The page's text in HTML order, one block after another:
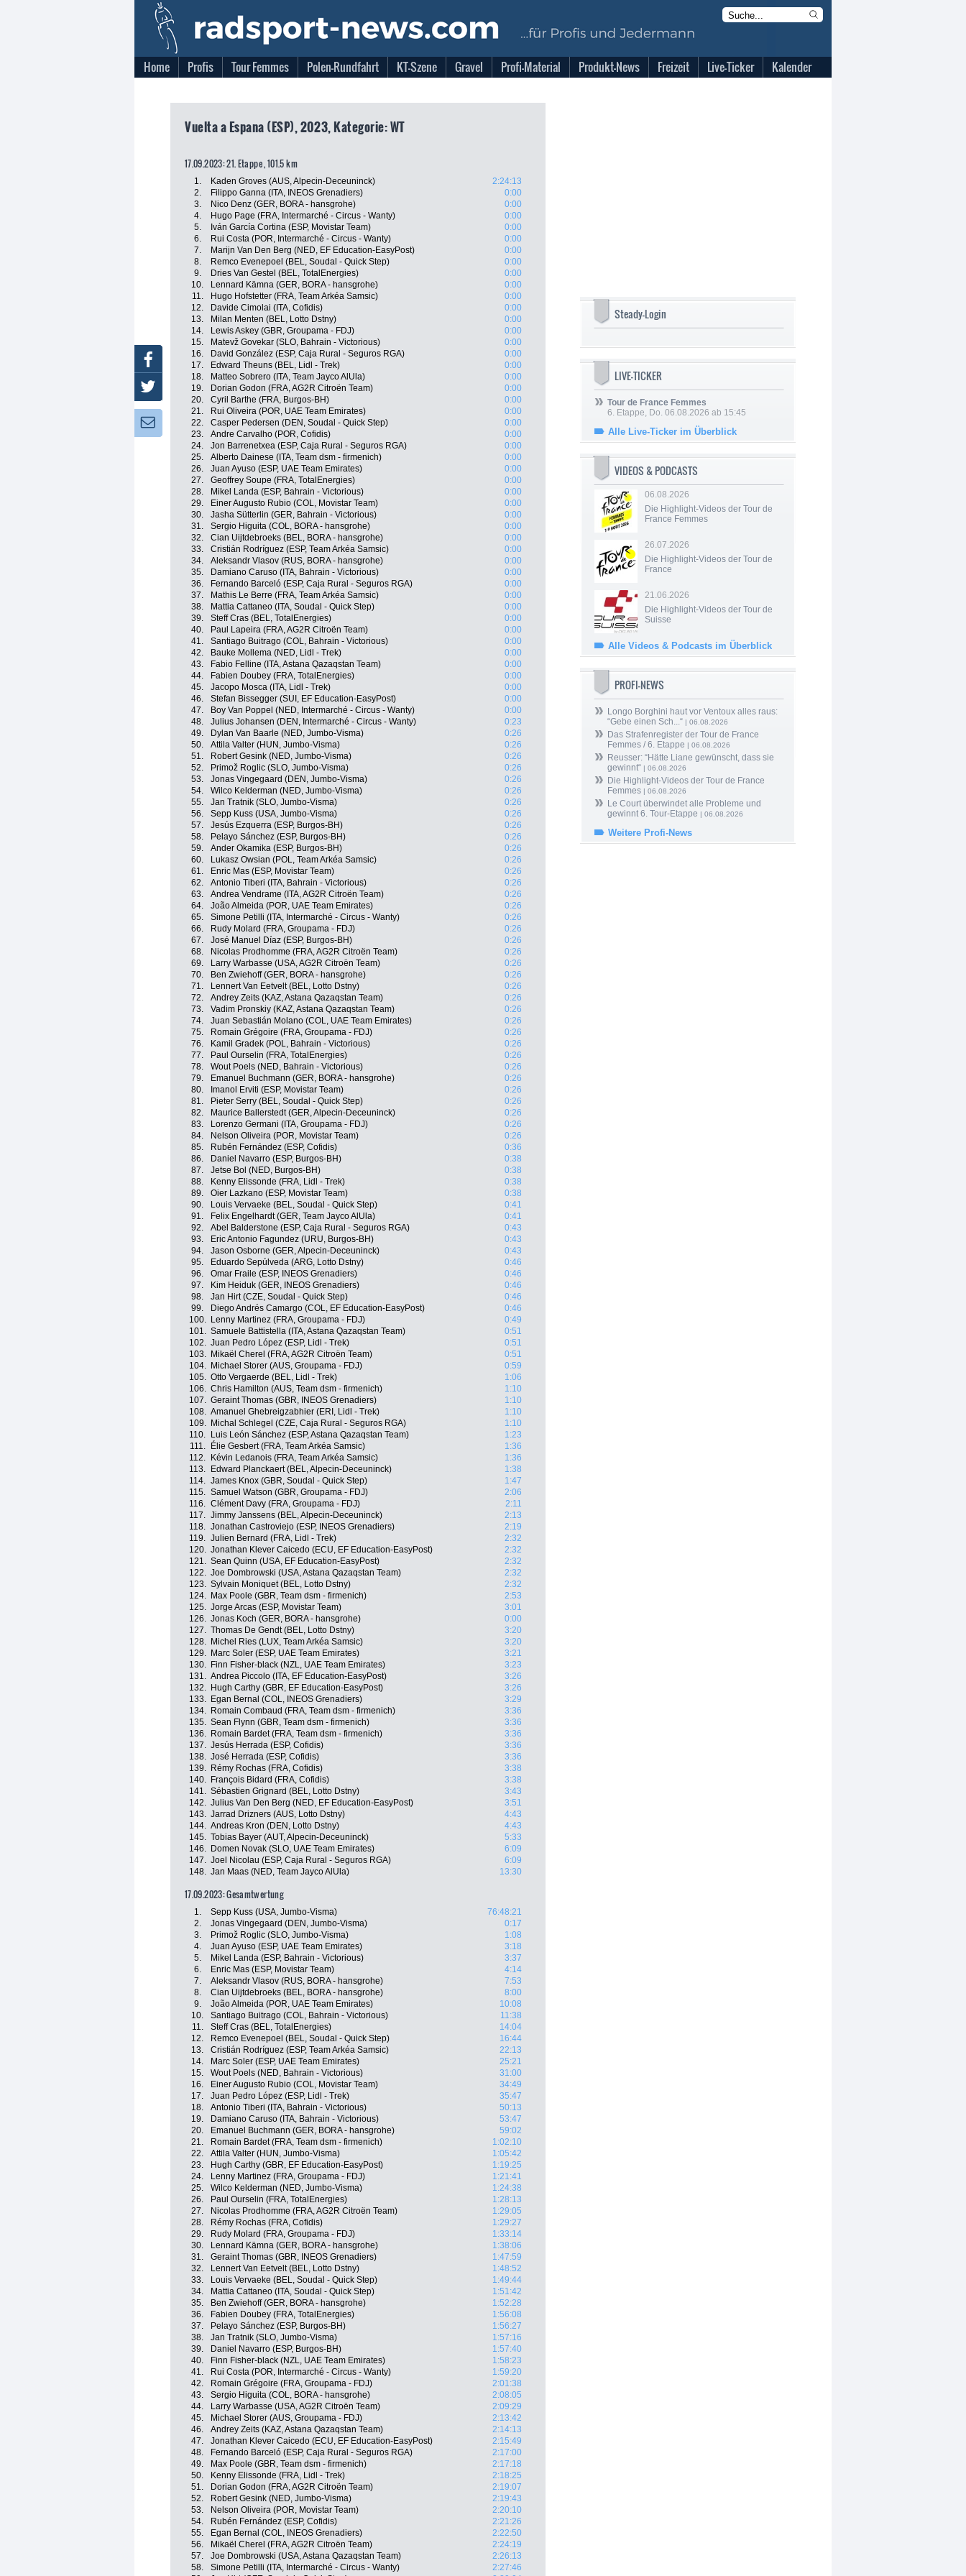
Home Profis Tour Femmes Polen-Rundfahrt KT-Szene Gravel Profi-Material Produkt-News Freizeit Live-Ticker Kalender
Vuelta a Espana (ESP), 2023, Kategorie: WT
17.09.2023: 21. Etappe , 101.5 km
1. Kaden Groves (AUS, Alpecin-Deceuninck)
2:24:13
2.
Filippo Ganna (ITA, INEOS Grenadiers)
0:00
3.
Nico Denz (GER, BORA - hansgrohe)
0:00
4.
Hugo Page (FRA, Intermarché - Circus - Wanty)
0:00
5.
Iván García Cortina (ESP, Movistar Team)
0:00
6.
Rui Costa (POR, Intermarché - Circus - Wanty)
0:00
7.
Marijn Van Den Berg (NED, EF Education-EasyPost)
0:00
8.
Remco Evenepoel (BEL, Soudal - Quick Step)
0:00
9.
Dries Van Gestel (BEL, TotalEnergies)
0:00
10.
Lennard Kämna (GER, BORA - hansgrohe)
0:00
11.
Hugo Hofstetter (FRA, Team Arkéa Samsic)
0:00
12.
Davide Cimolai (ITA, Cofidis)
0:00
13.
Milan Menten (BEL, Lotto Dstny)
0:00
14.
Lewis Askey (GBR, Groupama - FDJ)
0:00
15.
Matevž Govekar (SLO, Bahrain - Victorious)
0:00
16.
David González (ESP, Caja Rural - Seguros RGA)
0:00
17.
Edward Theuns (BEL, Lidl - Trek)
0:00
18.
Matteo Sobrero (ITA, Team Jayco AlUla)
0:00
19.
Dorian Godon (FRA, AG2R Citroën Team)
0:00
20.
Cyril Barthe (FRA, Burgos-BH)
0:00
21.
Rui Oliveira (POR, UAE Team Emirates)
0:00
22.
Casper Pedersen (DEN, Soudal - Quick Step)
0:00
23.
Andre Carvalho (POR, Cofidis)
0:00
24.
Jon Barrenetxea (ESP, Caja Rural - Seguros RGA)
0:00
25.
Alberto Dainese (ITA, Team dsm - firmenich)
0:00
26.
Juan Ayuso (ESP, UAE Team Emirates)
0:00
27.
Geoffrey Soupe (FRA, TotalEnergies)
0:00
28.
Mikel Landa (ESP, Bahrain - Victorious)
0:00
29.
Einer Augusto Rubio (COL, Movistar Team)
0:00
30.
Jasha Sütterlin (GER, Bahrain - Victorious)
0:00
31.
Sergio Higuita (COL, BORA - hansgrohe)
0:00
32.
Cian Uijtdebroeks (BEL, BORA - hansgrohe)
0:00
33.
Cristián Rodríguez (ESP, Team Arkéa Samsic)
0:00
34.
Aleksandr Vlasov (RUS, BORA - hansgrohe)
0:00
35.
Damiano Caruso (ITA, Bahrain - Victorious)
0:00
36.
Fernando Barceló (ESP, Caja Rural - Seguros RGA)
0:00
37.
Mathis Le Berre (FRA, Team Arkéa Samsic)
0:00
38.
Mattia Cattaneo (ITA, Soudal - Quick Step)
0:00
39.
Steff Cras (BEL, TotalEnergies)
0:00
40.
Paul Lapeira (FRA, AG2R Citroën Team)
0:00
41.
Santiago Buitrago (COL, Bahrain - Victorious)
0:00
42.
Bauke Mollema (NED, Lidl - Trek)
0:00
43.
Fabio Felline (ITA, Astana Qazaqstan Team)
0:00
44.
Fabien Doubey (FRA, TotalEnergies)
0:00
45.
Jacopo Mosca (ITA, Lidl - Trek)
0:00
46.
Stefan Bissegger (SUI, EF Education-EasyPost)
0:00
47.
Boy Van Poppel (NED, Intermarché - Circus - Wanty)
0:00
48.
Julius Johansen (DEN, Intermarché - Circus - Wanty)
0:23
49.
Dylan Van Baarle (NED, Jumbo-Visma)
0:26
50.
Attila Valter (HUN, Jumbo-Visma)
0:26
51.
Robert Gesink (NED, Jumbo-Visma)
0:26
52.
Primož Roglic (SLO, Jumbo-Visma)
0:26
53.
Jonas Vingegaard (DEN, Jumbo-Visma)
0:26
54.
Wilco Kelderman (NED, Jumbo-Visma)
0:26
55.
Jan Tratnik (SLO, Jumbo-Visma)
0:26
56.
Sepp Kuss (USA, Jumbo-Visma)
0:26
57.
Jesús Ezquerra (ESP, Burgos-BH)
0:26
58.
Pelayo Sánchez (ESP, Burgos-BH)
0:26
59.
Ander Okamika (ESP, Burgos-BH)
0:26
60.
Lukasz Owsian (POL, Team Arkéa Samsic)
0:26
61.
Enric Mas (ESP, Movistar Team)
0:26
62.
Antonio Tiberi (ITA, Bahrain - Victorious)
0:26
63.
Andrea Vendrame (ITA, AG2R Citroën Team)
0:26
64.
João Almeida (POR, UAE Team Emirates)
0:26
65.
Simone Petilli (ITA, Intermarché - Circus - Wanty)
0:26
66.
Rudy Molard (FRA, Groupama - FDJ)
0:26
67.
José Manuel Díaz (ESP, Burgos-BH)
0:26
68.
Nicolas Prodhomme (FRA, AG2R Citroën Team)
0:26
69.
Larry Warbasse (USA, AG2R Citroën Team)
0:26
70.
Ben Zwiehoff (GER, BORA - hansgrohe)
0:26
71.
Lennert Van Eetvelt (BEL, Lotto Dstny)
0:26
72.
Andrey Zeits (KAZ, Astana Qazaqstan Team)
0:26
73.
Vadim Pronskiy (KAZ, Astana Qazaqstan Team)
0:26
74.
Juan Sebastián Molano (COL, UAE Team Emirates)
0:26
75.
Romain Grégoire (FRA, Groupama - FDJ)
0:26
76.
Kamil Gradek (POL, Bahrain - Victorious)
0:26
77.
Paul Ourselin (FRA, TotalEnergies)
0:26
78.
Wout Poels (NED, Bahrain - Victorious)
0:26
79.
Emanuel Buchmann (GER, BORA - hansgrohe)
0:26
80.
Imanol Erviti (ESP, Movistar Team)
0:26
81.
Pieter Serry (BEL, Soudal - Quick Step)
0:26
82.
Maurice Ballerstedt (GER, Alpecin-Deceuninck)
0:26
83.
Lorenzo Germani (ITA, Groupama - FDJ)
0:26
84.
Nelson Oliveira (POR, Movistar Team)
0:26
85.
Rubén Fernández (ESP, Cofidis)
0:36
86.
Daniel Navarro (ESP, Burgos-BH)
0:38
87.
Jetse Bol (NED, Burgos-BH)
0:38
88.
Kenny Elissonde (FRA, Lidl - Trek)
0:38
89.
Oier Lazkano (ESP, Movistar Team)
0:38
90.
Louis Vervaeke (BEL, Soudal - Quick Step)
0:41
91.
Felix Engelhardt (GER, Team Jayco AlUla)
0:41
92.
Abel Balderstone (ESP, Caja Rural - Seguros RGA)
0:43
93.
Eric Antonio Fagundez (URU, Burgos-BH)
0:43
94.
Jason Osborne (GER, Alpecin-Deceuninck)
0:43
95.
Eduardo Sepúlveda (ARG, Lotto Dstny)
0:46
96.
Omar Fraile (ESP, INEOS Grenadiers)
0:46
97.
Kim Heiduk (GER, INEOS Grenadiers)
0:46
98.
Jan Hirt (CZE, Soudal - Quick Step)
0:46
99.
Diego Andrés Camargo (COL, EF Education-EasyPost)
0:46
100.
Lenny Martinez (FRA, Groupama - FDJ)
0:49
101. Samuele Battistella (ITA, Astana Qazaqstan Team)
0:51
102. Juan Pedro López (ESP, Lidl - Trek)
0:51
103.
Mikaël Cherel (FRA, AG2R Citroën Team)
0:51
104.
Michael Storer (AUS, Groupama - FDJ)
0:59
105. Otto Vergaerde (BEL, Lidl - Trek)
1:06
106. Chris Hamilton (AUS, Team dsm - firmenich)
1:10
107. Geraint Thomas (GBR, INEOS Grenadiers)
1:10
108. Amanuel Ghebreigzabhier (ERI, Lidl - Trek)
1:10
109.
Michal Schlegel (CZE, Caja Rural - Seguros RGA)
1:10
110.
Luis León Sánchez (ESP, Astana Qazaqstan Team)
1:23
111.
Élie Gesbert (FRA, Team Arkéa Samsic)
1:36
112.
Kévin Ledanois (FRA, Team Arkéa Samsic)
1:36
113.
Edward Planckaert (BEL, Alpecin-Deceuninck)
1:38
114. James Knox (GBR, Soudal - Quick Step)
1:47
115. Samuel Watson (GBR, Groupama - FDJ)
2:06
116. Clément Davy (FRA, Groupama - FDJ)
2:11
117. Jimmy Janssens (BEL, Alpecin-Deceuninck)
2:13
118. Jonathan Castroviejo (ESP, INEOS Grenadiers)
2:19
119. Julien Bernard (FRA, Lidl - Trek)
2:32
120. Jonathan Klever Caicedo (ECU, EF Education-EasyPost)
2:32
121. Sean Quinn (USA, EF Education-EasyPost)
2:32
122. Joe Dombrowski (USA, Astana Qazaqstan Team)
2:32
123. Sylvain Moniquet (BEL, Lotto Dstny)
2:32
124.
Max Poole (GBR, Team dsm - firmenich)
2:53
125. Jorge Arcas (ESP, Movistar Team)
3:01
126. Jonas Koch (GER, BORA - hansgrohe)
0:00
127. Thomas De Gendt (BEL, Lotto Dstny)
3:20
128.
Michel Ries (LUX, Team Arkéa Samsic)
3:20
129.
Marc Soler (ESP, UAE Team Emirates)
3:21
130.
Finn Fisher-black (NZL, UAE Team Emirates)
3:23
131. Andrea Piccolo (ITA, EF Education-EasyPost)
3:26
132.
Hugh Carthy (GBR, EF Education-EasyPost)
3:26
133.
Egan Bernal (COL, INEOS Grenadiers)
3:29
134.
Romain Combaud (FRA, Team dsm - firmenich)
3:36
135. Sean Flynn (GBR, Team dsm - firmenich)
3:36
136.
Romain Bardet (FRA, Team dsm - firmenich)
3:36
137. Jesús Herrada (ESP, Cofidis)
3:36
138. José Herrada (ESP, Cofidis)
3:36
139.
Rémy Rochas (FRA, Cofidis)
3:38
140.
François Bidard (FRA, Cofidis)
3:38
141. Sébastien Grignard (BEL, Lotto Dstny)
3:43
142. Julius Van Den Berg (NED, EF Education-EasyPost)
3:51
143. Jarrad Drizners (AUS, Lotto Dstny)
4:43
144. Andreas Kron (DEN, Lotto Dstny)
4:43
145. Tobias Bayer (AUT, Alpecin-Deceuninck)
5:33
146.
Domen Novak (SLO, UAE Team Emirates)
6:09
147. Joel Nicolau (ESP, Caja Rural - Seguros RGA)
6:09
148. Jan Maas (NED, Team Jayco AlUla) 13:30
17.09.2023: Gesamtwertung
1. Sepp Kuss (USA, Jumbo-Visma)
76:48:21
2.
Jonas Vingegaard (DEN, Jumbo-Visma)
0:17
3.
Primož Roglic (SLO, Jumbo-Visma)
1:08
4.
Juan Ayuso (ESP, UAE Team Emirates)
3:18
5.
Mikel Landa (ESP, Bahrain - Victorious)
3:37
6.
Enric Mas (ESP, Movistar Team)
4:14
7.
Aleksandr Vlasov (RUS, BORA - hansgrohe)
7:53
8.
Cian Uijtdebroeks (BEL, BORA - hansgrohe)
8:00
9.
João Almeida (POR, UAE Team Emirates)
10:08
10.
Santiago Buitrago (COL, Bahrain - Victorious)
11:38
11.
Steff Cras (BEL, TotalEnergies)
14:04
12.
Remco Evenepoel (BEL, Soudal - Quick Step)
16:44
13.
Cristián Rodríguez (ESP, Team Arkéa Samsic)
22:13
14.
Marc Soler (ESP, UAE Team Emirates)
25:21
15.
Wout Poels (NED, Bahrain - Victorious)
31:00
16.
Einer Augusto Rubio (COL, Movistar Team)
34:49
17.
Juan Pedro López (ESP, Lidl - Trek)
35:47
18.
Antonio Tiberi (ITA, Bahrain - Victorious)
50:13
19.
Damiano Caruso (ITA, Bahrain - Victorious)
53:47
20.
Emanuel Buchmann (GER, BORA - hansgrohe)
59:02
21.
Romain Bardet (FRA, Team dsm - firmenich)
1:02:10
22.
Attila Valter (HUN, Jumbo-Visma)
1:05:42
23.
Hugh Carthy (GBR, EF Education-EasyPost)
1:19:25
24.
Lenny Martinez (FRA, Groupama - FDJ)
1:21:41
25.
Wilco Kelderman (NED, Jumbo-Visma)
1:24:38
26.
Paul Ourselin (FRA, TotalEnergies)
1:28:13
27.
Nicolas Prodhomme (FRA, AG2R Citroën Team)
1:29:05
28.
Rémy Rochas (FRA, Cofidis)
1:29:27
29.
Rudy Molard (FRA, Groupama - FDJ)
1:33:14
30.
Lennard Kämna (GER, BORA - hansgrohe)
1:38:06
31.
Geraint Thomas (GBR, INEOS Grenadiers)
1:47:59
32.
Lennert Van Eetvelt (BEL, Lotto Dstny)
1:48:52
33.
Louis Vervaeke (BEL, Soudal - Quick Step)
1:49:44
34.
Mattia Cattaneo (ITA, Soudal - Quick Step)
1:51:42
35.
Ben Zwiehoff (GER, BORA - hansgrohe)
1:52:28
36.
Fabien Doubey (FRA, TotalEnergies)
1:56:08
37.
Pelayo Sánchez (ESP, Burgos-BH)
1:56:27
38.
Jan Tratnik (SLO, Jumbo-Visma)
1:57:16
39.
Daniel Navarro (ESP, Burgos-BH)
1:57:40
40.
Finn Fisher-black (NZL, UAE Team Emirates)
1:58:23
41.
Rui Costa (POR, Intermarché - Circus - Wanty)
1:59:20
42.
Romain Grégoire (FRA, Groupama - FDJ)
2:01:38
43.
Sergio Higuita (COL, BORA - hansgrohe)
2:08:05
44.
Larry Warbasse (USA, AG2R Citroën Team)
2:09:29
45.
Michael Storer (AUS, Groupama - FDJ)
2:13:42
46.
Andrey Zeits (KAZ, Astana Qazaqstan Team)
2:14:13
47.
Jonathan Klever Caicedo (ECU, EF Education-EasyPost)
2:15:49
48.
Fernando Barceló (ESP, Caja Rural - Seguros RGA)
2:17:00
49.
Max Poole (GBR, Team dsm - firmenich)
2:17:18
50.
Kenny Elissonde (FRA, Lidl - Trek)
2:18:25
51.
Dorian Godon (FRA, AG2R Citroën Team)
2:19:07
52.
Robert Gesink (NED, Jumbo-Visma)
2:19:43
53.
Nelson Oliveira (POR, Movistar Team)
2:20:10
54.
Rubén Fernández (ESP, Cofidis)
2:21:26
55.
Egan Bernal (COL, INEOS Grenadiers)
2:22:50
56.
Mikaël Cherel (FRA, AG2R Citroën Team)
2:24:19
57.
Joe Dombrowski (USA, Astana Qazaqstan Team)
2:26:13
58.
Simone Petilli (ITA, Intermarché - Circus - Wanty)
2:27:46
Steady-Login
LIVE-TICKER
Tour de France Femmes
6. Etappe, Do. 06.08.2026 ab 15:45
Alle Live-Ticker im Überblick
VIDEOS & PODCASTS
06.08.2026
Die Highlight-Videos der Tour de
France Femmes
26.07.2026
Die Highlight-Videos der Tour de
France
21.06.2026
Die Highlight-Videos der Tour de
Suisse
Alle Videos & Podcasts im Überblick
PROFI-NEWS
Longo Borghini haut vor Ventoux alles raus:
“Gebe einen Sch...“ | 06.08.2026
Das Strafenregister der Tour de France
Femmes / 6. Etappe | 06.08.2026
Reusser: “Hätte Liane gewünscht, dass sie
gewinnt“ | 06.08.2026
Die Highlight-Videos der Tour de France
Femmes | 06.08.2026
Le Court überwindet alle Probleme und
gewinnt 6. Tour-Etappe | 06.08.2026
Weitere Profi-News
Facebook
Twitter
Newsletter: